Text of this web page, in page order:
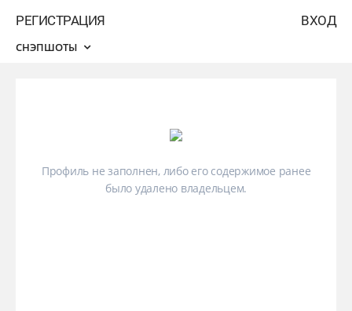
ВХОД
РЕГИСТРАЦИЯ
СНЭПШОТЫ
Профиль не заполнен, либо его содержимое ранее
было удалено владельцем.